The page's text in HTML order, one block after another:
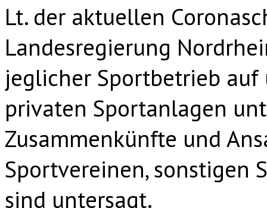
Lt. der aktuellen
Landesregierung
jeglicher Sportbetrieb
privaten Sportanlagen
Zusammenkünfte und
Sportvereinen, sonstigen
sind untersagt.